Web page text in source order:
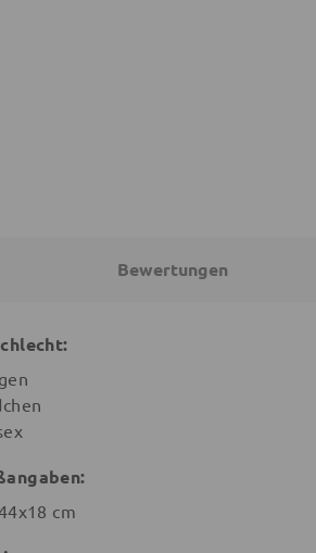
Bewertungen
cm